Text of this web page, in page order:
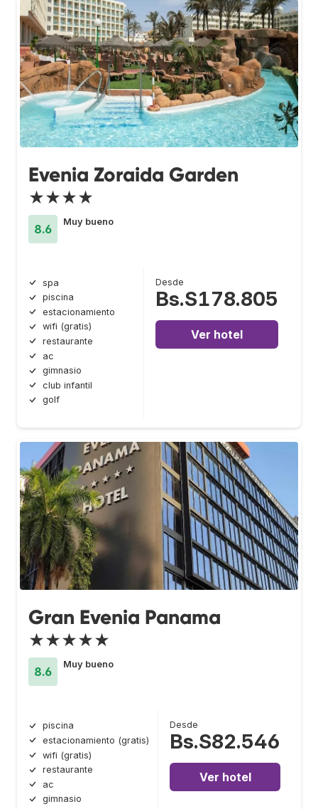
Evenia Zoraida Garden
★★★★
8.6
Muy bueno
spa
piscina
estacionamiento
wifi (gratis)
restaurante
ac
gimnasio
club infantil
golf
Desde
Bs.S178.805
Ver hotel
Gran Evenia Panama
★★★★★
8.6
Muy bueno
piscina
estacionamiento (gratis)
wifi (gratis)
restaurante
ac
gimnasio
Desde
Bs.S82.546
Ver hotel